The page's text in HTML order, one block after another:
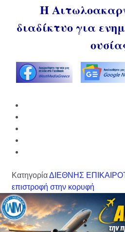
Η
διαδίκτυο για
ΚατηγορίαΔΙΕΘΝΗΣ
επιστροφή στην κορυφή